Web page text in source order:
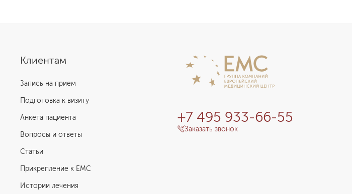
Клиентам
Запись на прием
Подготовка к визиту
Анкета пациента
Вопросы и ответы
Статьи
Прикрепление к EMC
Истории лечения
+7 495 933-66-55
Заказать звонок